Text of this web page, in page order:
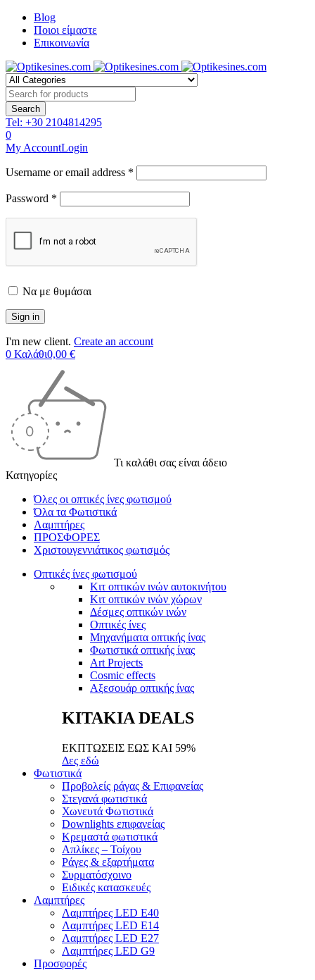
Blog
Ποιοι είμαστε
Επικοινωνία
Tel: +30 2104814295
0
My AccountLogin
Username or email address *
Password *
Να με θυμάσαι
I'm new client. Create an account
0 Καλάθι0,00 €
Τι καλάθι σας είναι άδειο
Κατηγορίες
Όλες οι οπτικές ίνες φωτισμού
Όλα τα Φωτιστικά
Λαμπτήρες
ΠΡΟΣΦΟΡΕΣ
Χριστουγεννιάτικος φωτισμός
Οπτικές ίνες φωτισμού
Κιτ οπτικών ινών αυτοκινήτου
Κιτ οπτικών ινών χώρων
Δέσμες οπτικών ινών
Οπτικές ίνες
Μηχανήματα οπτικής ίνας
Φωτιστικά οπτικής ίνας
Art Projects
Cosmic effects
Αξεσουάρ οπτικής ίνας
ΚΙΤΑΚΙΑ DEALS
ΕΚΠΤΩΣΕΙΣ ΕΩΣ ΚΑΙ 59%
Δες εδώ
Φωτιστικά
Προβολείς ράγας & Επιφανείας
Στεγανά φωτιστικά
Χωνευτά Φωτιστικά
Downlights επιφανείας
Κρεμαστά φωτιστικά
Απλίκες – Τοίχου
Ράγες & εξαρτήματα
Συρματόσχοινο
Ειδικές κατασκευές
Λαμπτήρες
Λαμπτήρες LED E40
Λαμπτήρες LED E14
Λαμπτήρες LED E27
Λαμπτήρες LED G9
Προσφορές